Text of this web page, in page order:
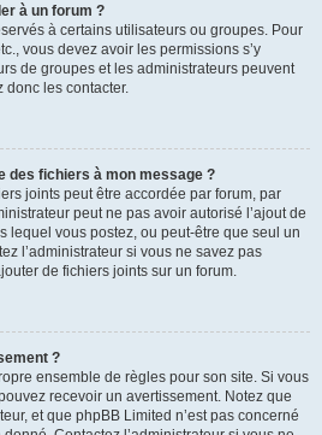
à un forum ?
à certains utilisateurs ou groupes. Pour
vous devez avoir les permissions s’y
de groupes et les administrateurs peuvent
donc les contacter.
des fichiers à mon message ?
joints peut être accordée par forum, par
peut ne pas avoir autorisé l’ajout de
lequel vous postez, ou peut-être que seul un
l’administrateur si vous ne savez pas
de fichiers joints sur un forum.
?
ensemble de règles pour son site. Si vous
recevoir un avertissement. Notez que
et que phpBB Limited n’est pas concerné